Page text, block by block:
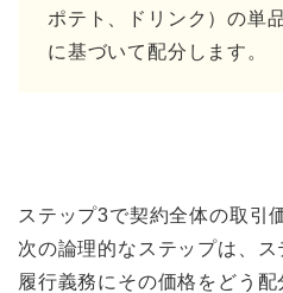
ポテト、ドリンク）の単
に基づいて配分します。
ステップ3で契約全体の取引
次の論理的なステップは、
履行義務にその価格をどう配